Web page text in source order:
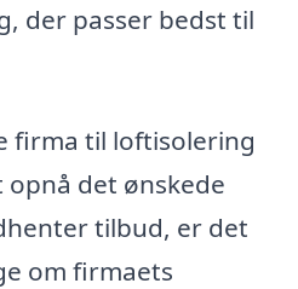
der passer bedst til
firma til loftisolering
det ønskede
tilbud, er det
om firmaets